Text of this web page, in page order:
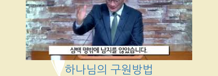
하나님의 구원방법